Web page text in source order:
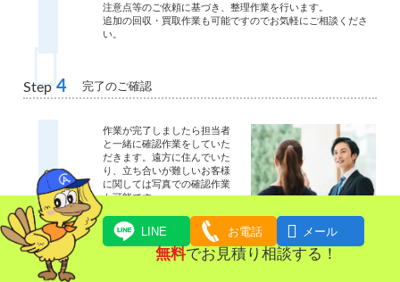
注意点等のご依頼に基づき、整理作業を行います。
追加の回収・買取作業も可能ですのでお気軽にご相談くださ
い。
Step 4 完了のご確認
作業が完了しましたら担当者
と一緒に確認作業をしていた
だきます。遠方に住んでいた
り、立ち合いが難しいお客様
に関しては写真での確認作業
も可能です。
引渡し、清算となります。
LINE お電話  メール
無料でお見積り相談する！